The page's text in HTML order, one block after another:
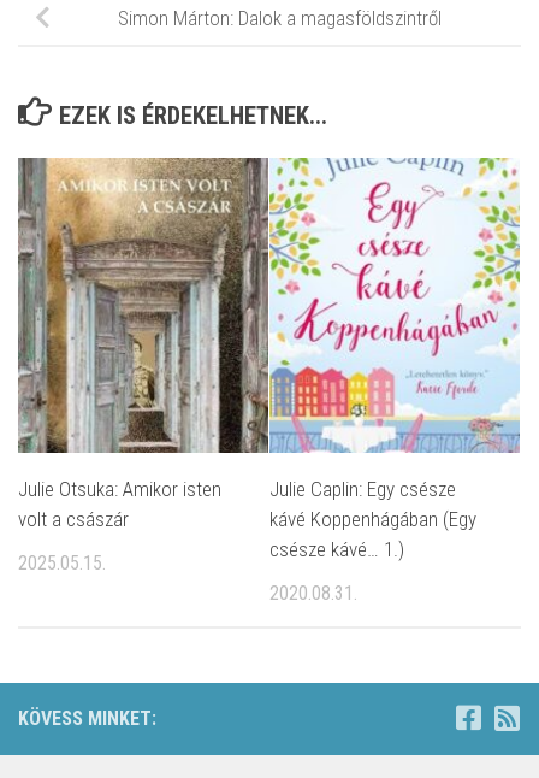
Simon Márton: Dalok a magasföldszintről
EZEK IS ÉRDEKELHETNEK...
Julie Otsuka: Amikor isten
volt a császár
2025.05.15.
Julie Caplin: Egy ​csésze
kávé Koppenhágában (Egy
csésze kávé… 1.)
2020.08.31.
KÖVESS MINKET: